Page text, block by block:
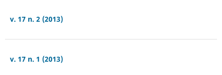
v. 17 n. 2 (2013)
v. 17 n. 1 (2013)